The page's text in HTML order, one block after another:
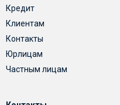
Кредит
Клиентам
Контакты
Юрлицам
Частным лицам